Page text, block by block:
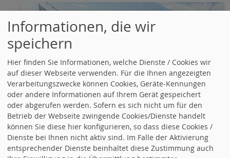
die Barbarossa
Informationen, die wir
speichern
Hier finden Sie Informationen, welche Dienste / Cookies wir
auf dieser Webseite verwenden. Für die Ihnen angezeigten
Verarbeitungszwecke können Cookies, Geräte-Kennungen
oder andere Informationen auf Ihrem Gerät gespeichert
oder abgerufen werden. Sofern es sich nicht um für den
Betrieb der Webseite zwingende Cookies/Dienste handelt
können Sie diese hier konfigurieren, so dass diese Cookies /
Dienste bei Ihnen nicht aktiv sind. Im Falle der Aktivierung
entsprechender Dienste beinhaltet diese Zustimmung auch